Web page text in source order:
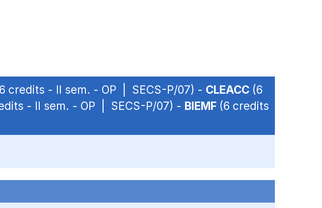
credits - II sem. - OP | SECS-P/07) - CLEACC (6
- II sem. - OP | SECS-P/07) - BIEMF (6 credits